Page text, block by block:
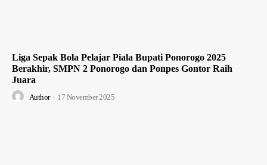
Liga Sepak Bola Pelajar Piala Bupati Ponorogo 2025
Berakhir, SMPN 2 Ponorogo dan Ponpes Gontor Raih
Juara
Author - 17 November 2025